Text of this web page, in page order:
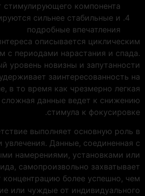
стимулирующего компонента
сильнее стабильные и
подробные впечатления
описывается циклическим
с периодами нарастания и спада.
уровень новизны и запутанности
заинтересованность на
в то время как чрезмерно легкая
данные ведет к снижению
стимула к фокусировке.
выполняет основную роль в
увлечения. Данные, соединенная с
намерениями, установками или
самопроизвольно захватывает
концентрацию более успешно, чем
или чуждые от индивидуального